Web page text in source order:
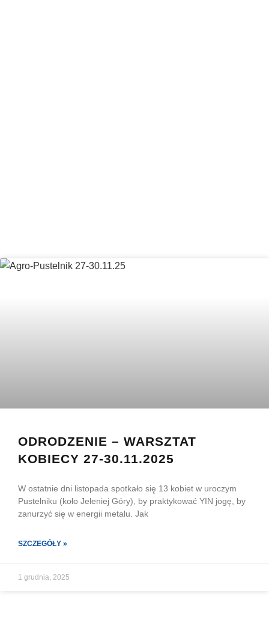
ODRODZENIE – WARSZTAT
KOBIECY 27-30.11.2025
W ostatnie dni listopada spotkało się 13 kobiet w uroczym
Pustelniku (koło Jeleniej Góry), by praktykować YIN jogę, by
zanurzyć się w energii metalu. Jak
SZCZEGÓŁY »
1 grudnia, 2025